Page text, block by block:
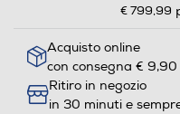
€ 799,99
Acquisto online
con consegna € 9,90
Ritiro in negozio
in 30 minuti e